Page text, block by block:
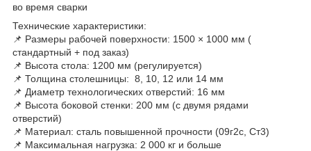
во время сварки
Технические характеристики:
📌 Размеры рабочей поверхности: 1500 × 1000 мм (
стандартный + под заказ)
📌 Высота стола: 1200 мм (регулируется)
📌 Толщина столешницы: 8, 10, 12 или 14 мм
📌 Диаметр технологических отверстий: 16 мм
📌 Высота боковой стенки: 200 мм (с двумя рядами
отверстий)
📌 Материал: сталь повышенной прочности (09г2с, Ст3)
📌 Максимальная нагрузка: 2 000 кг и больше